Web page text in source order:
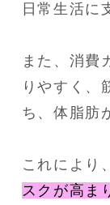
日常生活に
また、消費
りやすく、
ち、体脂肪
これにより、
スクが高ま